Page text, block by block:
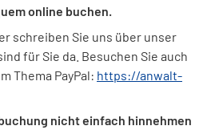
online buchen.
schreiben Sie uns über unser
für Sie da. Besuchen Sie auch
Thema PayPal: https://anwalt-
nicht einfach hinnehmen